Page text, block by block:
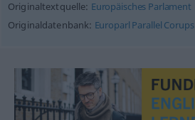
Originaltextquelle: Europäisches Parlament
Originaldatenbank: Europarl Parallel Corups